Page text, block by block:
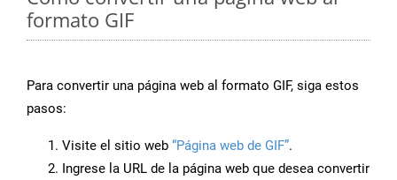
formato GIF
Para convertir una página web al formato GIF, siga estos
pasos:
Visite el sitio web “Página web de GIF”.
Ingrese la URL de la página web que desea convertir